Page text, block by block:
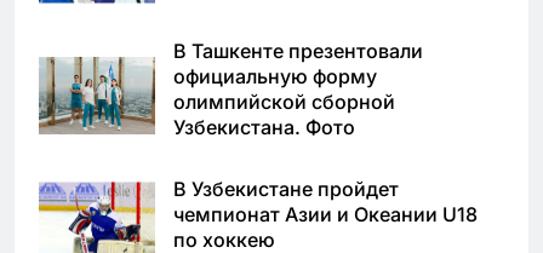
В Ташкенте презентовали
официальную форму
олимпийской сборной
Узбекистана. Фото
В Узбекистане пройдет
чемпионат Азии и Океании U18
по хоккею